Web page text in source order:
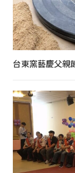
台東窯藝慶父親